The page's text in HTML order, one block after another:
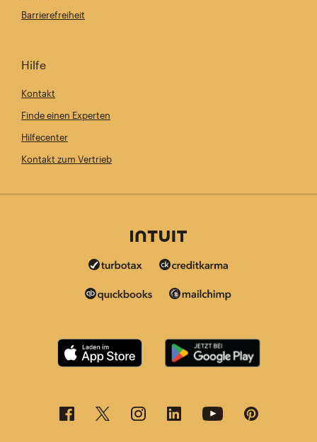
Barrierefreiheit
Hilfe
Kontakt
Finde einen Experten
Hilfecenter
Kontakt zum Vertrieb